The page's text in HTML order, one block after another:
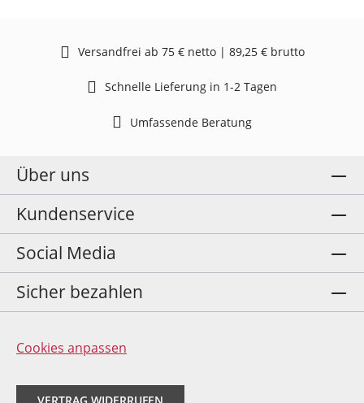
Versandfrei ab 75 € netto | 89,25 € brutto
Schnelle Lieferung in 1-2 Tagen
Umfassende Beratung
Über uns
Kundenservice
Social Media
Sicher bezahlen
Cookies anpassen